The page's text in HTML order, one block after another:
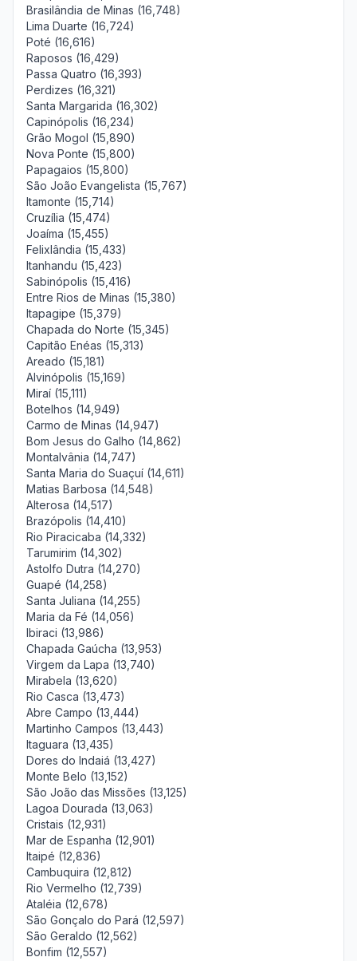
Brasilândia de Minas (16,748)
Lima Duarte (16,724)
Poté (16,616)
Raposos (16,429)
Passa Quatro (16,393)
Perdizes (16,321)
Santa Margarida (16,302)
Capinópolis (16,234)
Grão Mogol (15,890)
Nova Ponte (15,800)
Papagaios (15,800)
São João Evangelista (15,767)
Itamonte (15,714)
Cruzília (15,474)
Joaíma (15,455)
Felixlândia (15,433)
Itanhandu (15,423)
Sabinópolis (15,416)
Entre Rios de Minas (15,380)
Itapagipe (15,379)
Chapada do Norte (15,345)
Capitão Enéas (15,313)
Areado (15,181)
Alvinópolis (15,169)
Miraí (15,111)
Botelhos (14,949)
Carmo de Minas (14,947)
Bom Jesus do Galho (14,862)
Montalvânia (14,747)
Santa Maria do Suaçuí (14,611)
Matias Barbosa (14,548)
Alterosa (14,517)
Brazópolis (14,410)
Rio Piracicaba (14,332)
Tarumirim (14,302)
Astolfo Dutra (14,270)
Guapé (14,258)
Santa Juliana (14,255)
Maria da Fé (14,056)
Ibiraci (13,986)
Chapada Gaúcha (13,953)
Virgem da Lapa (13,740)
Mirabela (13,620)
Rio Casca (13,473)
Abre Campo (13,444)
Martinho Campos (13,443)
Itaguara (13,435)
Dores do Indaiá (13,427)
Monte Belo (13,152)
São João das Missões (13,125)
Lagoa Dourada (13,063)
Cristais (12,931)
Mar de Espanha (12,901)
Itaipé (12,836)
Cambuquira (12,812)
Rio Vermelho (12,739)
Ataléia (12,678)
São Gonçalo do Pará (12,597)
São Geraldo (12,562)
Bonfim (12,557)